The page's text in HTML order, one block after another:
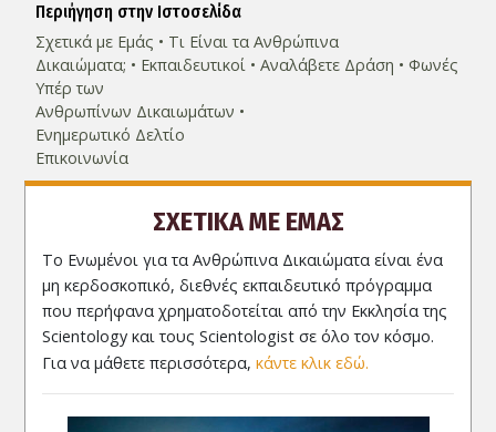
Περιήγηση στην Ιστοσελίδα
Σχετικά µε Εμάς
Τι Είναι τα Ανθρώπινα
Δικαιώματα;
Εκπαιδευτικοί Αναλάβετε Δράση
Φωνές
Υπέρ των
Ανθρωπίνων Δικαιωμάτων
Ενημερωτικό Δελτίο
Επικοινωνία
ΣΧΕΤΙΚΑ ΜΕ ΕΜΑΣ
Το Ενωμένοι για τα Ανθρώπινα Δικαιώματα είναι ένα
μη κερδοσκοπικό, διεθνές εκπαιδευτικό πρόγραμμα
που περήφανα χρηματοδοτείται από την Εκκλησία της
Scientology και τους Scientologist σε όλο τον κόσμο.
Για να μάθετε περισσότερα,κάντε κλικ εδώ.